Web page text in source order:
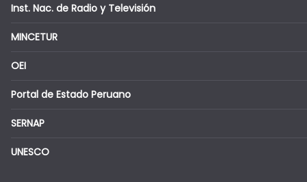
Inst. Nac. de Radio y Televisión
MINCETUR
OEI
Portal de Estado Peruano
SERNAP
UNESCO